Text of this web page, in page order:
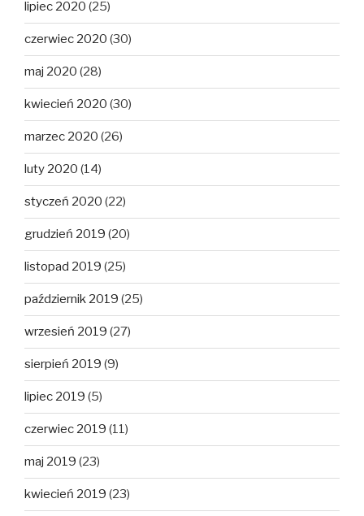
lipiec 2020 (25)
czerwiec 2020 (30)
maj 2020 (28)
kwiecień 2020 (30)
marzec 2020 (26)
luty 2020 (14)
styczeń 2020 (22)
grudzień 2019 (20)
listopad 2019 (25)
październik 2019 (25)
wrzesień 2019 (27)
sierpień 2019 (9)
lipiec 2019 (5)
czerwiec 2019 (11)
maj 2019 (23)
kwiecień 2019 (23)